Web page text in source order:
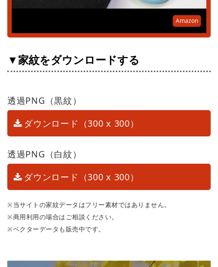
Amazon
▼家紋をダウンロードする
透過PNG（黒紋）
ダウンロード（300 x 300）
透過PNG（白紋）
ダウンロード（300 x 300）
※当サイトの家紋データはフリー素材ではありません。
※商用利用の場合はご相談ください。
※ベクターデータも販売中です。